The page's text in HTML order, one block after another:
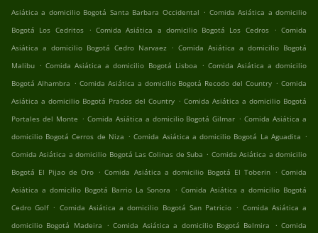
Asiática a domicilio Bogotá Santa Barbara Occidental . Comida Asiática a domicilio
Bogotá Los Cedritos
. Comida Asiática a domicilio Bogotá Los Cedros . Comida
Asiática a domicilio Bogotá Cedro Narvaez . Comida Asiática a domicilio Bogotá
Malibu . Comida Asiática a domicilio Bogotá Lisboa . Comida Asiática a domicilio
Bogotá Alhambra . Comida Asiática a domicilio Bogotá Recodo del Country . Comida
Asiática a domicilio Bogotá Prados del Country . Comida Asiática a domicilio Bogotá
Portales del Monte . Comida Asiática a domicilio Bogotá Gilmar . Comida Asiática a
domicilio Bogotá Cerros de Niza . Comida Asiática a domicilio Bogotá La Aguadita .
Comida Asiática a domicilio Bogotá Las Colinas de Suba . Comida Asiática a domicilio
Bogotá El Pijao de Oro . Comida Asiática a domicilio Bogotá El Toberin . Comida
Asiática a domicilio Bogotá Barrio La Sonora . Comida Asiática a domicilio Bogotá
Cedro Golf . Comida Asiática a domicilio Bogotá San Patricio . Comida Asiática a
domicilio Bogotá Madeira . Comida Asiática a domicilio Bogotá Belmira . Comida